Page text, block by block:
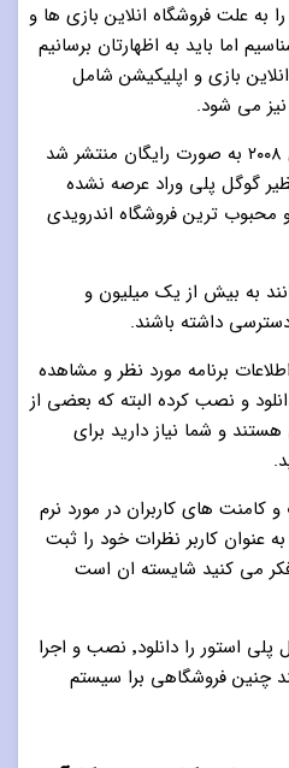
به علت فروشگاه انلاین بازی ها و
اما باید به اظهارتان برسانیم
بازی و اپلیکیشن شامل
می شود.
اگرچه که این اپلیکیشن در سال ۲۰۰۸ به صورت رایگان منتشر شد
گوگل پلی وراد عرصه نشده
ترین فروشگاه اندرویدی
به بیش از یک میلیون و
داشته باشند.
برنامه مورد نظر و مشاهده
و نصب کرده البته که بعضی از
و شما نیاز دارید برای
کامنت های کاربران در مورد نرم
عنوان کاربر نظرات خود را ثبت
فکر می کنید شایسته ان است
پس بدون لحظه ای درنگ گوگل پلی استور را دانلود٬ نصب و اجرا
چنین فروشگاهی برا سیستم